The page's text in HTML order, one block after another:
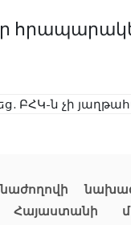
Հայաստանի